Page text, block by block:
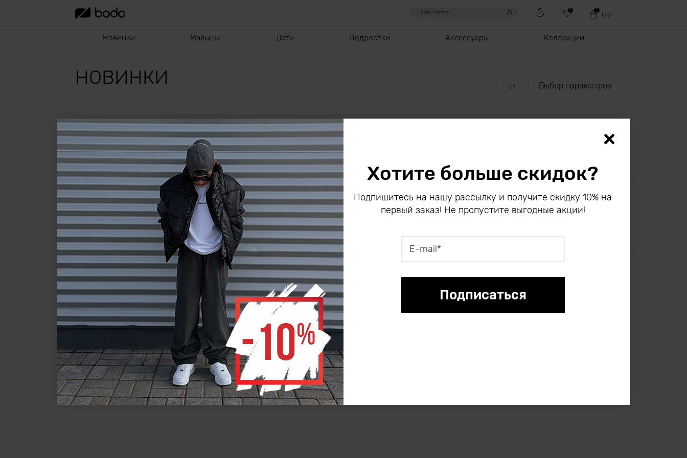
0 0
0₽
Новинки Малыши Дети Подростки Аксессуары Коллекции
НОВИНКИ ↓↑ Выбор параметров
*Промокоды на скидку отменяют все акции на сайте
Не найдено ни одного товара.
О нас
Сертификаты
Оплата и доставка
Уход за товаром
Возврат
Подарочный сертификат
info@bodo.su
СТАТЬ ОПТОВЫМ ПАРТНЕРОМ
НАШЕ ПРИЛОЖЕНИЕ
Хотите больше скидок?
Подпишитесь на нашу рассылку и получите скидку 10% на
первый заказ! Не пропустите выгодные акции!